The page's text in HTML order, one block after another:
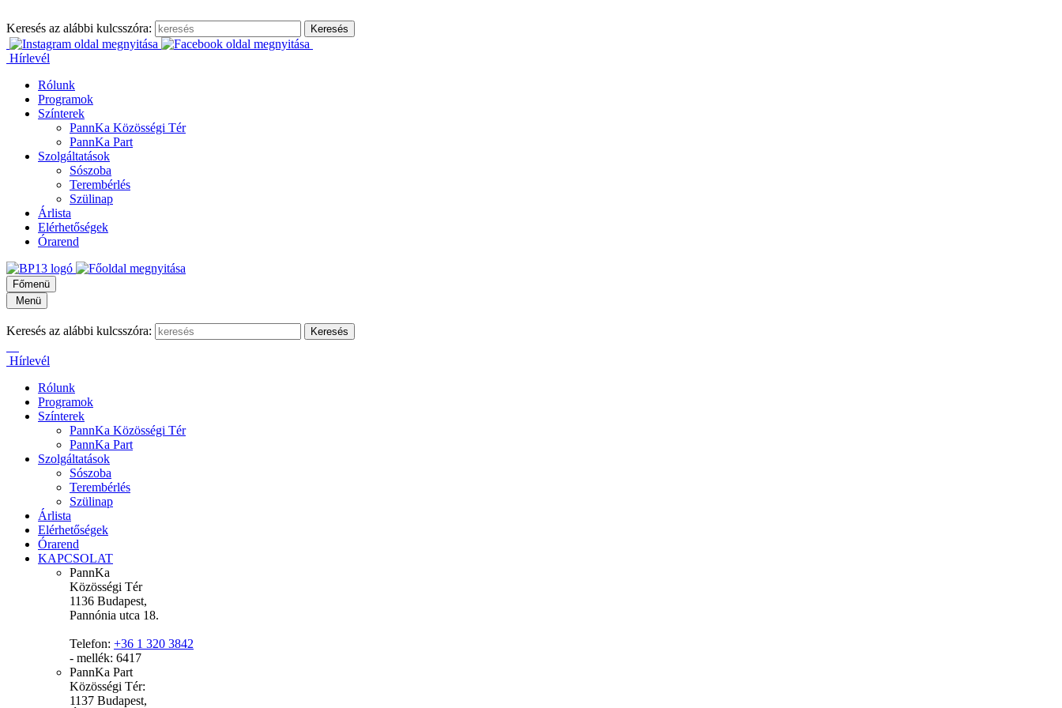
Keresés az alábbi kulcsszóra:
Hírlevél
Rólunk
Programok
Színterek
PannKa Közösségi Tér
PannKa Part
Szolgáltatások
Sószoba
Terembérlés
Szülinap
Árlista
Elérhetőségek
Órarend
Főmenü
Menü
Keresés az alábbi kulcsszóra:
Hírlevél
Rólunk
Programok
Színterek
PannKa Közösségi Tér
PannKa Part
Szolgáltatások
Sószoba
Terembérlés
Szülinap
Árlista
Elérhetőségek
Órarend
KAPCSOLAT
PannKa
Közösségi Tér
1136 Budapest,
Pannónia utca 18.
Telefon: +36 1 320 3842
- mellék: 6417
PannKa Part
Közösségi Tér:
1137 Budapest,